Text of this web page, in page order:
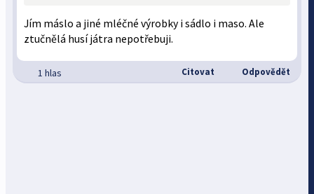
Jím máslo a jiné mléčné výrobky i sádlo i maso. Ale
ztučnělá husí játra nepotřebuji.
1 hlas Citovat Odpovědět